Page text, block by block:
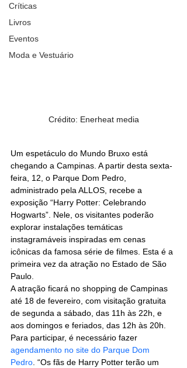
Críticas
Livros
Eventos
Moda e Vestuário
Crédito: Enerheat media
Um espetáculo do Mundo Bruxo está
chegando a Campinas. A partir desta sexta-
feira, 12, o Parque Dom Pedro,
administrado pela ALLOS, recebe a
exposição “Harry Potter: Celebrando
Hogwarts”. Nele, os visitantes poderão
explorar instalações temáticas
instagramáveis inspiradas em cenas
icônicas da famosa série de filmes. Esta é a
primeira vez da atração no Estado de São
Paulo.
A atração ficará no shopping de Campinas
até 18 de fevereiro, com visitação gratuita
de segunda a sábado, das 11h às 22h, e
aos domingos e feriados, das 12h às 20h.
Para participar, é necessário fazer
agendamento no site do Parque Dom
Pedro . “Os fãs de Harry Potter terão um